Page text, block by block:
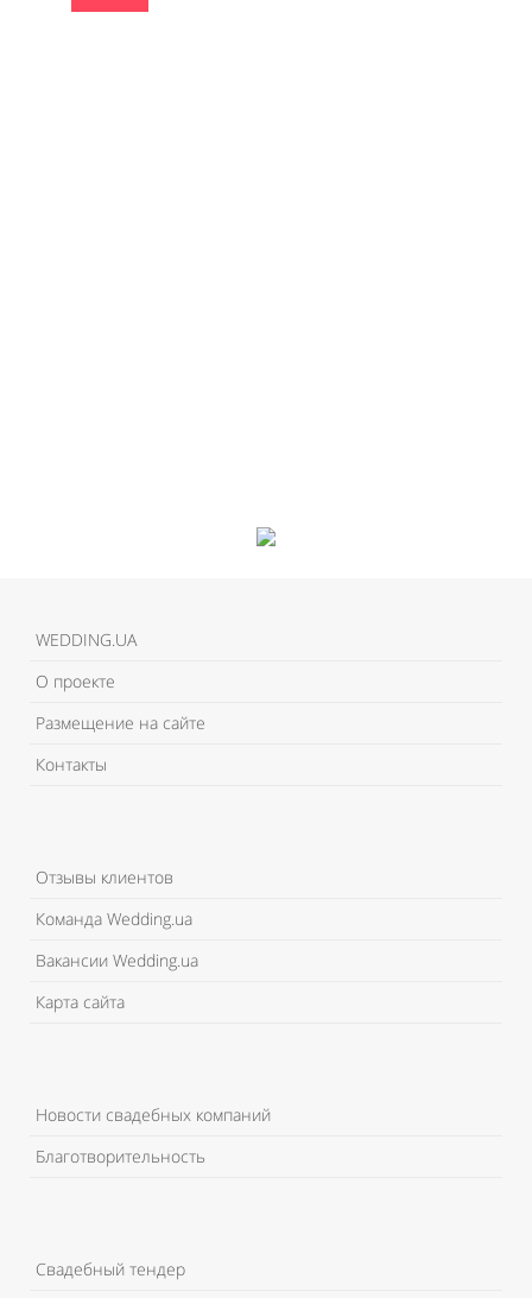
WEDDING.UA
О проекте
Размещение на сайте
Контакты
Отзывы клиентов
Команда Wedding.ua
Вакансии Wedding.ua
Карта сайта
Новости свадебных компаний
Благотворительность
Свадебный тендер